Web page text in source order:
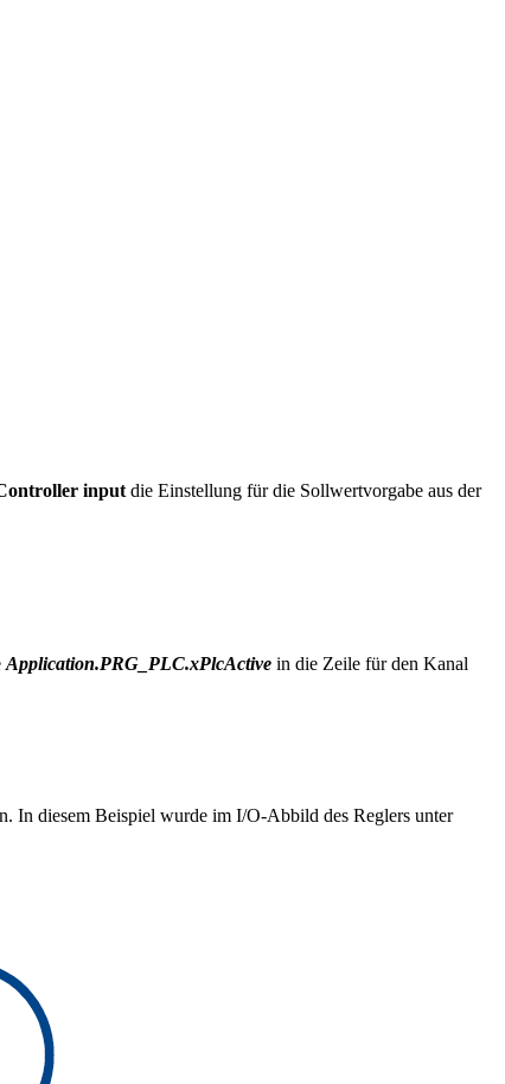
input die Einstellung für die Sollwertvorgabe aus der
Application.PRG_PLC.xPlcActive in die Zeile für den Kanal
In diesem Beispiel wurde im I/O-Abbild des Reglers unter